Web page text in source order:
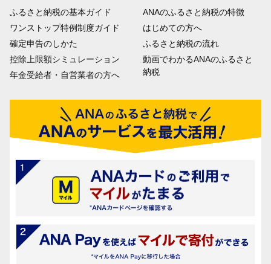
ふるさと納税の基本ガイド
ワンストップ特例制度ガイド
確定申告のしかた
控除上限額シミュレーション
年金受給者・自営業者の方へ
ANAのふるさと納税の特徴
はじめての方へ
ふるさと納税の流れ
動画でわかるANAのふるさと
納税